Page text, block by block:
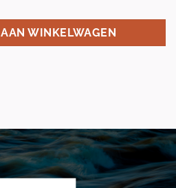
WINKELWAGEN